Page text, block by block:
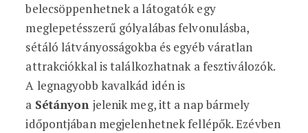
belecsöppenhetnek a látogatók egy
meglepetésszerű gólyalábas felvonulásba,
sétáló látványosságokba és egyéb váratlan
attrakciókkal is találkozhatnak a fesztiválozók.
A legnagyobb kavalkád idén is
a Sétányon jelenik meg, itt a nap bármely
időpontjában megjelenhetnek fellépők. Ezévben